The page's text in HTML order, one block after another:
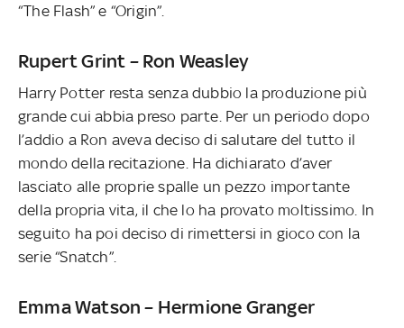
“The Flash” e “Origin”.
Rupert Grint – Ron Weasley
Harry Potter resta senza dubbio la produzione più
grande cui abbia preso parte. Per un periodo dopo
l’addio a Ron aveva deciso di salutare del tutto il
mondo della recitazione. Ha dichiarato d’aver
lasciato alle proprie spalle un pezzo importante
della propria vita, il che lo ha provato moltissimo. In
seguito ha poi deciso di rimettersi in gioco con la
serie “Snatch”.
Emma Watson – Hermione Granger